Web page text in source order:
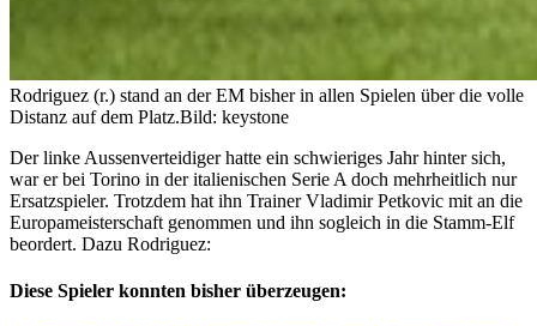
Rodriguez (r.) stand an der EM bisher in allen Spielen über die volle
Distanz auf dem Platz.Bild: keystone
Der linke Aussenverteidiger hatte ein schwieriges Jahr hinter sich,
war er bei Torino in der italienischen Serie A doch mehrheitlich nur
Ersatzspieler. Trotzdem hat ihn Trainer Vladimir Petkovic mit an die
Europameisterschaft genommen und ihn sogleich in die Stamm-Elf
beordert. Dazu Rodriguez:
Diese Spieler konnten bisher überzeugen: